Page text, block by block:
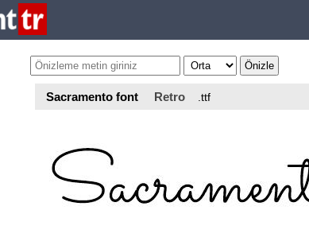
Sacramento font Retro .ttf